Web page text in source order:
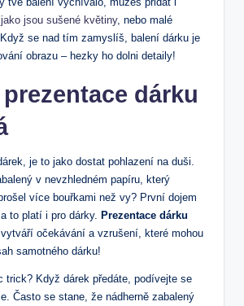
jako jsou sušené květiny, nebo malé
se nad tím zamyslíš, balení dárku je
obrazu – hezky ho dolni detaily!
dárku
je to jako dostat pohlazení na duši.
v nevzhledném papíru, který
více bouřkami než vy? První dojem
to platí i pro dárky. Prezentace dárku
očekávání a vzrušení, které mohou
samotného dárku!
trick? Když dárek předáte, podívejte se
Často se stane, že nádherně zabalený